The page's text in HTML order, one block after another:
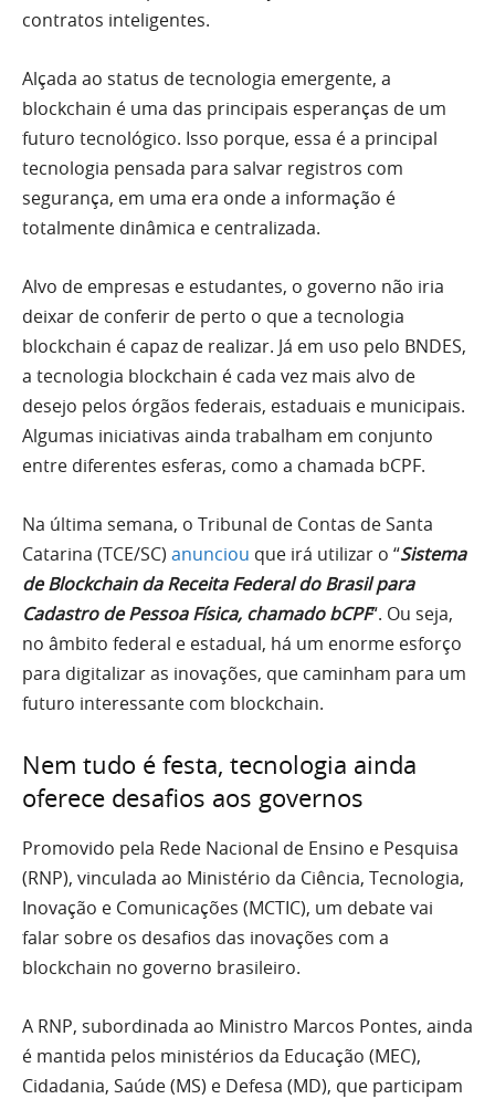
contratos inteligentes.
Alçada ao status de tecnologia emergente, a
blockchain é uma das principais esperanças de um
futuro tecnológico. Isso porque, essa é a principal
tecnologia pensada para salvar registros com
segurança, em uma era onde a informação é
totalmente dinâmica e centralizada.
Alvo de empresas e estudantes, o governo não iria
deixar de conferir de perto o que a tecnologia
blockchain é capaz de realizar. Já em uso pelo BNDES,
a tecnologia blockchain é cada vez mais alvo de
desejo pelos órgãos federais, estaduais e municipais.
Algumas iniciativas ainda trabalham em conjunto
entre diferentes esferas, como a chamada bCPF.
Na última semana, o Tribunal de Contas de Santa
Catarina (TCE/SC) anunciou que irá utilizar o “Sistema
de Blockchain da Receita Federal do Brasil para
Cadastro de Pessoa Física, chamado bCPF“. Ou seja,
no âmbito federal e estadual, há um enorme esforço
para digitalizar as inovações, que caminham para um
futuro interessante com blockchain.
Nem tudo é festa, tecnologia ainda
oferece desafios aos governos
Promovido pela Rede Nacional de Ensino e Pesquisa
(RNP), vinculada ao Ministério da Ciência, Tecnologia,
Inovação e Comunicações (MCTIC), um debate vai
falar sobre os desafios das inovações com a
blockchain no governo brasileiro.
A RNP, subordinada ao Ministro Marcos Pontes, ainda
é mantida pelos ministérios da Educação (MEC),
Cidadania, Saúde (MS) e Defesa (MD), que participam